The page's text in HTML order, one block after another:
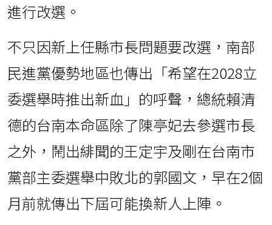
進行改選。
不只因新上任縣市長問題要改選，南部
民進黨優勢地區也傳出「希望在2028立
委選舉時推出新血」的呼聲，總統賴清
德的台南本命區除了陳亭妃去參選市長
之外，鬧出緋聞的王定宇及剛在台南市
黨部主委選舉中敗北的郭國文，早在2個
月前就傳出下屆可能換新人上陣。